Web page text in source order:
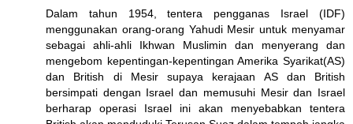
Dalam tahun 1954, tentera pengganas Israel (IDF)
menggunakan orang-orang Yahudi Mesir untuk menyamar
sebagai ahli-ahli Ikhwan Muslimin dan menyerang dan
mengebom kepentingan-kepentingan Amerika Syarikat(AS)
dan British di Mesir supaya kerajaan AS dan British
bersimpati dengan Israel dan memusuhi Mesir dan Israel
berharap operasi Israel ini akan menyebabkan tentera